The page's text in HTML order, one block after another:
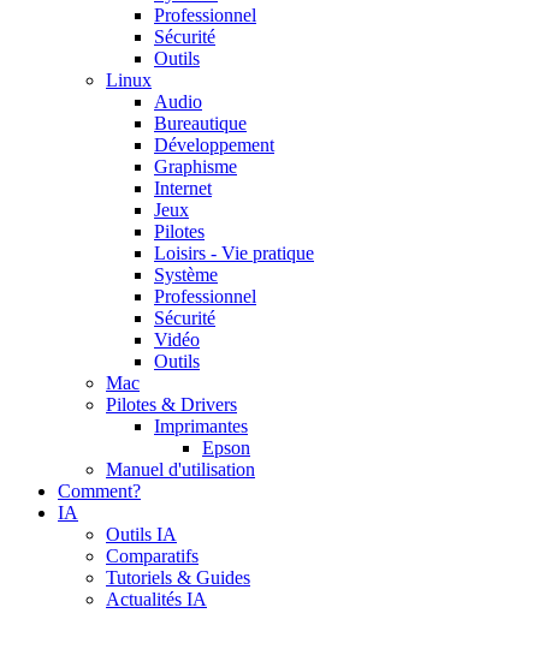
Professionnel
Sécurité
Outils
Linux
Audio
Bureautique
Développement
Graphisme
Internet
Jeux
Pilotes
Loisirs - Vie pratique
Système
Professionnel
Sécurité
Vidéo
Outils
Mac
Pilotes & Drivers
Imprimantes
Epson
Manuel d'utilisation
Comment?
IA
Outils IA
Comparatifs
Tutoriels & Guides
Actualités IA